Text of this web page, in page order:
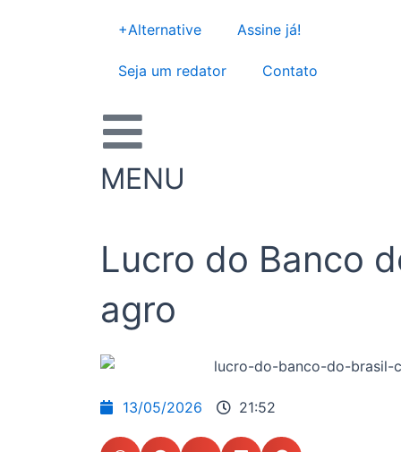
+Alternative Assine já!
Seja um redator Contato
MENU
Lucro do Banco
agro
13/05/2026 21:52